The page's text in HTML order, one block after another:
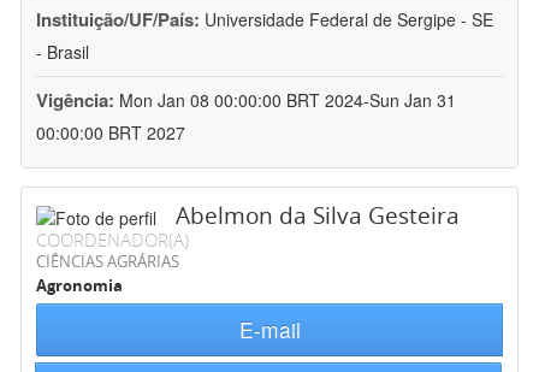
Instituição/UF/País: Universidade Federal de Sergipe - SE
- Brasil
Vigência: Mon Jan 08 00:00:00 BRT 2024-Sun Jan 31
00:00:00 BRT 2027
Abelmon da Silva Gesteira
COORDENADOR(A)
CIÊNCIAS AGRÁRIAS
Agronomia
E-mail